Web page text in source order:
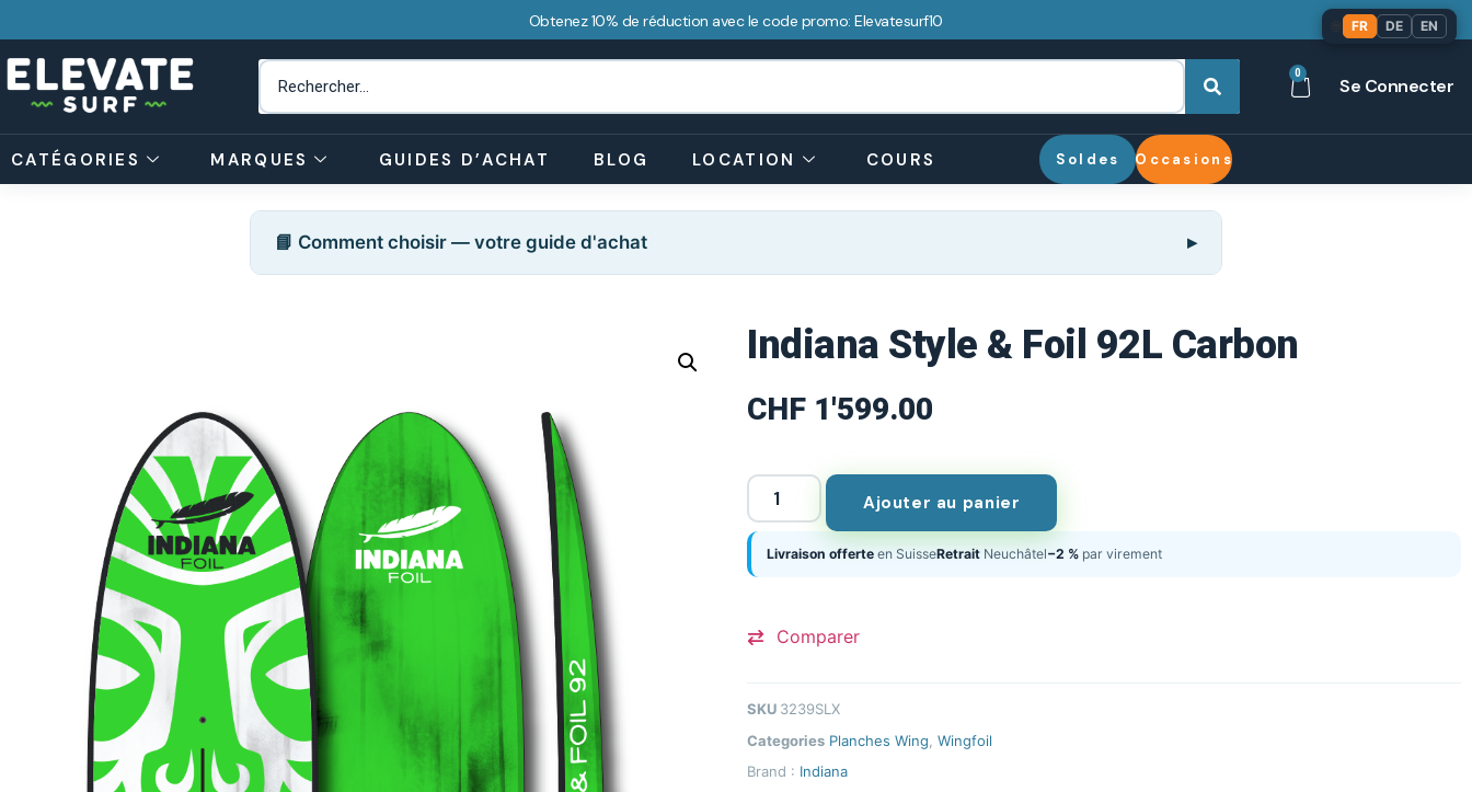
Obtenez 10% de réduction avec le code promo: Elevatesurf10
0
Se Connecter
CATÉGORIES MARQUES GUIDES D’ACHAT BLOG LOCATION COURS Soldes Occasions
📘 Comment choisir — votre guide d'achat
Indiana Style & Foil 92L Carbon
CHF 1'599.00
Ajouter au panier
Livraison offerte en SuisseRetrait Neuchâtel−2 % par virement
Comparer
SKU 3239SLX
Categories Planches Wing, Wingfoil
Brand : Indiana
FR DE EN